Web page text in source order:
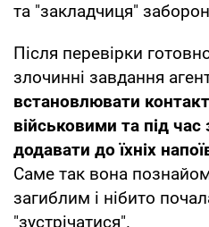
та "закладчиця"
Після перевірки
злочинні завдання
встановлювати
військовими та під час
додавати до їхніх
Саме так вона
загиблим і нібито
"зустрічатися".